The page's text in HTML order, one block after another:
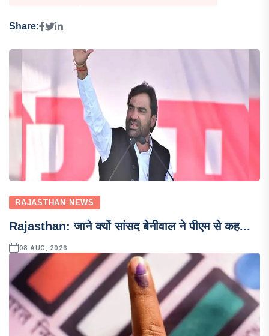
Share:
RAJASTHAN NEWS
Rajasthan: जाने क्यों सांसद बेनीवाल ने पीएम से कह...
08 AUG, 2026